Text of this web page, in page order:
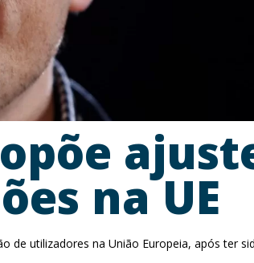
na UE
de utilizadores na União Europeia, após ter